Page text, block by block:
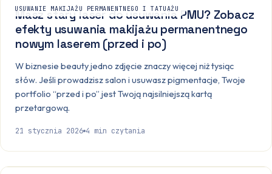
USUWANIE MAKIJAŻU PERMANENTNEGO I TATUAŻU
Masz stary laser do usuwania PMU? Zobacz
efekty usuwania makijażu permanentnego
nowym laserem (przed i po)
W biznesie beauty jedno zdjęcie znaczy więcej niż tysiąc
słów. Jeśli prowadzisz salon i usuwasz pigmentacje, Twoje
portfolio “przed i po” jest Twoją najsilniejszą kartą
przetargową.
21 stycznia 2026 4 min czytania